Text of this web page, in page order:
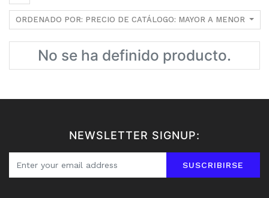
ORDENADO POR: PRECIO DE CATÁLOGO: MAYOR A MENOR
No se ha definido producto.
NEWSLETTER SIGNUP:
SUSCRIBIRSE